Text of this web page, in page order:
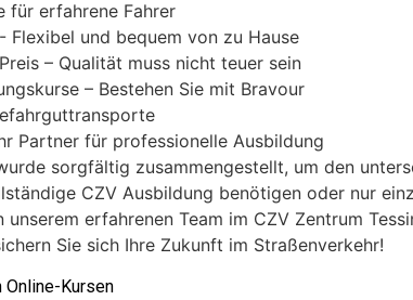
für erfahrene Fahrer
Flexibel und bequem von zu Hause
– Qualität muss nicht teuer sein
– Bestehen Sie mit Bravour
Partner für professionelle Ausbildung
sorgfältig zusammengestellt, um den
CZV Ausbildung benötigen oder nur
unserem erfahrenen Team im CZV Zentrum
Sie sich Ihre Zukunft im Straßenverkehr!
Online-Kursen